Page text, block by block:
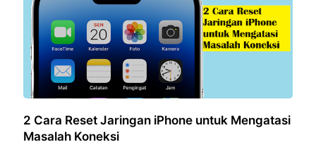
2 Cara Reset Jaringan iPhone untuk Mengatasi
Masalah Koneksi